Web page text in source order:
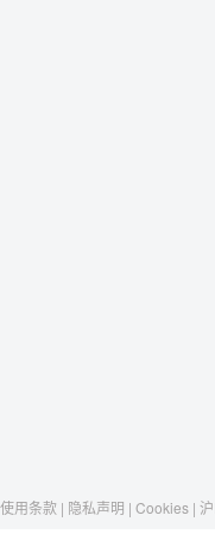
使用条款 | 隐私声明 | Cookies |